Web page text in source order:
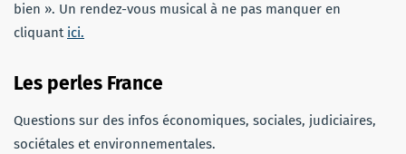
bien ». Un rendez-vous musical à ne pas manquer en
cliquant ici.
Les perles France
Questions sur des infos économiques, sociales, judiciaires,
sociétales et environnementales.